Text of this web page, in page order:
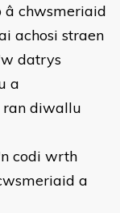
â chwsmeriaid
achosi straen
datrys
a
ran diwallu
codi wrth
a